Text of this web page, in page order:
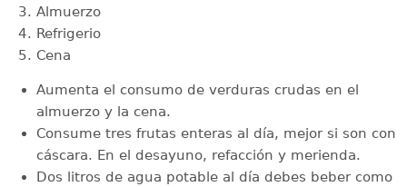
Almuerzo
Refrigerio
Cena
Aumenta el consumo de verduras crudas en el
almuerzo y la cena.
Consume tres frutas enteras al día, mejor si son con
cáscara. En el desayuno, refacción y merienda.
Dos litros de agua potable al día debes beber como